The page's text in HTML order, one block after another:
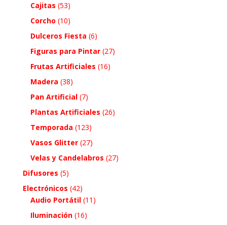
Cajitas (53)
Corcho (10)
Dulceros Fiesta (6)
Figuras para Pintar (27)
Frutas Artificiales (16)
Madera (38)
Pan Artificial (7)
Plantas Artificiales (26)
Temporada (123)
Vasos Glitter (27)
Velas y Candelabros (27)
Difusores (5)
Electrónicos (42)
Audio Portátil (11)
Iluminación (16)